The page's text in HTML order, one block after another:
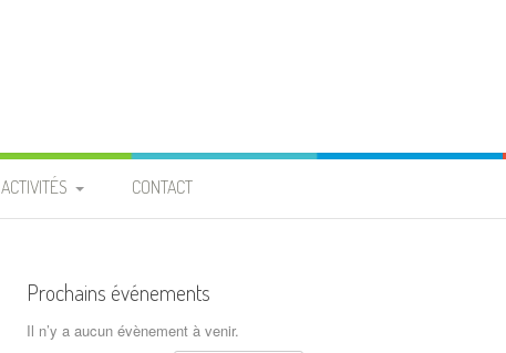
ACTIVITÉS
PROJET « PIGEONNIER » À
CONTACT
Prochains événements
Il n’y a aucun évènement à venir.